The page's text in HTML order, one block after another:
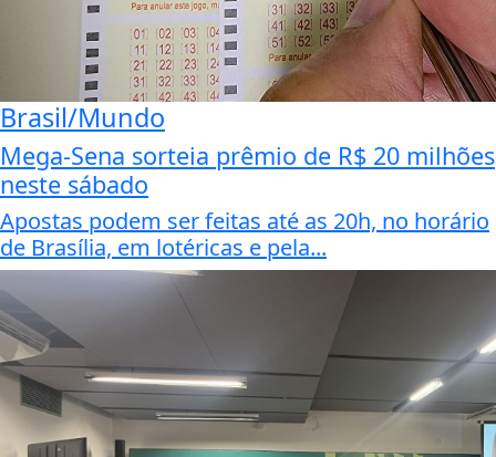
Brasil/Mundo
Mega-Sena sorteia prêmio de R$ 20 milhões
neste sábado
Apostas podem ser feitas até as 20h, no horário
de Brasília, em lotéricas e pela...